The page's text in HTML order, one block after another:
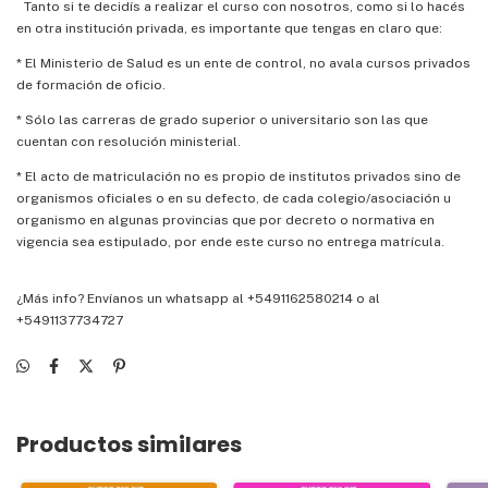
Tanto si te decidís a realizar el curso con nosotros, como si lo hacés
en otra institución privada, es importante que tengas en claro que:
* El Ministerio de Salud es un ente de control, no avala cursos privados
de formación de oficio.
* Sólo las carreras de grado superior o universitario son las que
cuentan con resolución ministerial.
* El acto de matriculación no es propio de institutos privados sino de
organismos oficiales o en su defecto, de cada colegio/asociación u
organismo en algunas provincias que por decreto o normativa en
vigencia sea estipulado, por ende este curso no entrega matrícula.
¿Más info? Envíanos un whatsapp al +5491162580214 o al
+5491137734727
Productos similares